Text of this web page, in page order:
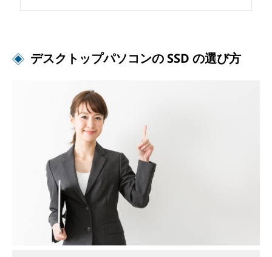
！
デスクトップパソコンの SSD の選び方